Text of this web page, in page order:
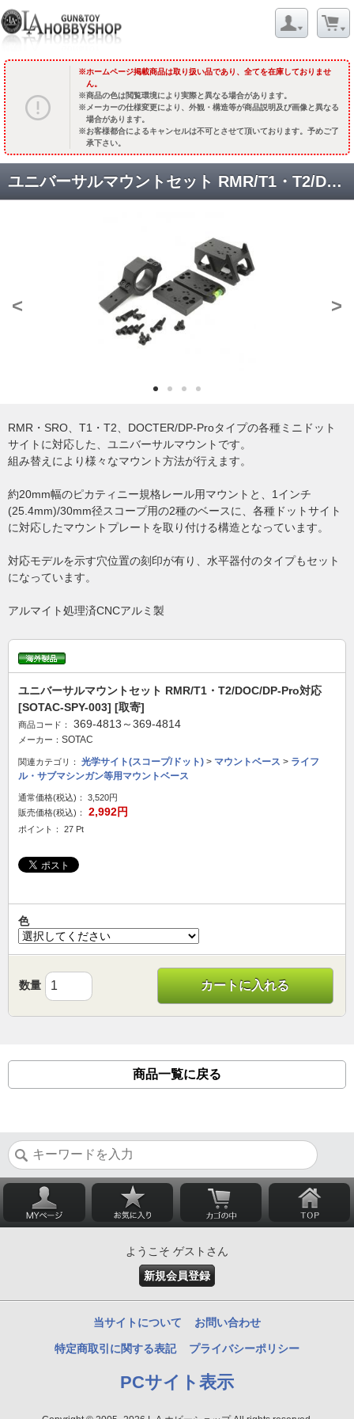
ホームページ掲載商品は取り扱い品であり、全てを在庫しておりませ
ん。
商品の色は閲覧環境により実際と異なる場合があります。
メーカーの仕様変更により、外観・構造等が商品説明及び画像と異なる
場合があります。
お客様都合によるキャンセルは不可とさせて頂いております。予めご了
承下さい。
ユニバーサルマウントセット RMR/T1・T2/DOC/DP-Pro対応 [SOTAC-SPY-003] [取寄]
< >
RMR・SRO、T1・T2、DOCTER/DP-Proタイプの各種ミニドット
サイトに対応した、ユニバーサルマウントです。
組み替えにより様々なマウント方法が行えます。
約20mm幅のピカティニー規格レール用マウントと、1インチ
(25.4mm)/30mm径スコープ用の2種のベースに、各種ドットサイト
に対応したマウントプレートを取り付ける構造となっています。
対応モデルを示す穴位置の刻印が有り、水平器付のタイプもセット
になっています。
アルマイト処理済CNCアルミ製
ユニバーサルマウントセット RMR/T1・T2/DOC/DP-Pro対応
[SOTAC-SPY-003] [取寄]
商品コード： 369-4813～369-4814
メーカー： SOTAC
関連カテゴリ： 光学サイト(スコープ/ドット) > マウントベース > ライフ
ル・サブマシンガン等用マウントベース
通常価格(税込)：
3,520円
販売価格(税込)：
2,992円
ポイント： 27 Pt
色
数量 カートに入れる
商品一覧に戻る
ようこそ ゲストさん
新規会員登録
当サイトについて お問い合わせ
特定商取引に関する表記 プライバシーポリシー
PCサイト表示